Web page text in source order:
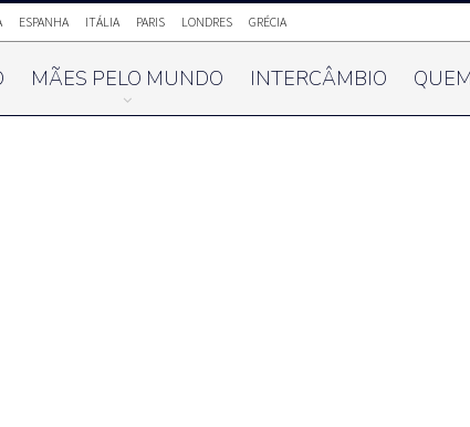
ESPANHA ITÁLIA PARIS LONDRES GRÉCIA
MÃES PELO MUNDO INTERCÂMBIO